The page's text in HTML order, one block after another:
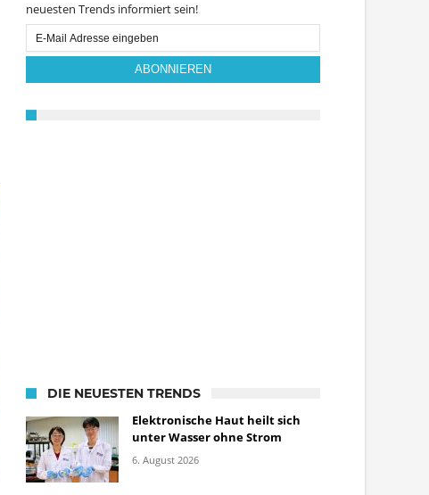
neuesten Trends informiert sein!
Email
Subscription
ABONNIEREN
DIE NEUESTEN TRENDS
Elektronische Haut heilt sich
unter Wasser ohne Strom
6. August 2026